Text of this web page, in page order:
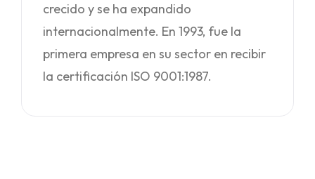
crecido y se ha expandido
internacionalmente. En 1993, fue la
primera empresa en su sector en recibir
la certificación ISO 9001:1987.